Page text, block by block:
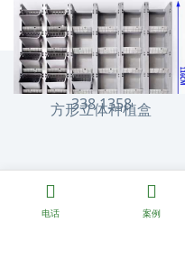
固化纤维土330*120模块
338 1358
方形立体种植盒
电话 案例